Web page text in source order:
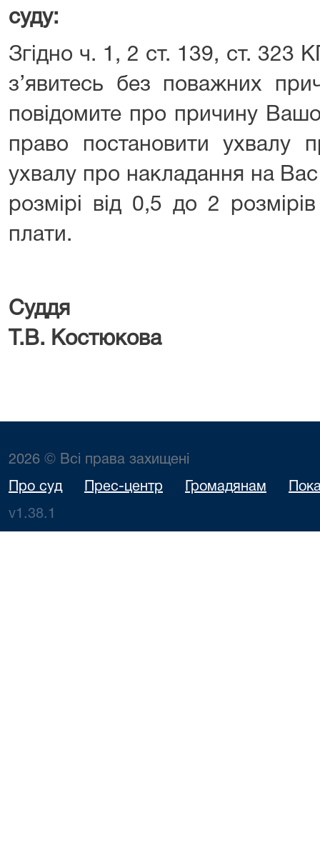
суду:
Згідно ч. 1, 2 ст. 139, ст. 323
з’явитесь без поважних
повідомите про причину
право постановити ухвалу
ухвалу про накладання на
розмірі від 0,5 до 2 розмірів
плати.
Т.В. Костюкова
2026 © Всі права захищені
Про суд Прес-центр Громадянам
v1.38.1